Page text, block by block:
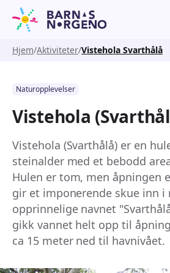
Hjem Aktiviteter Vistehola Svarthålå
Naturopplevelser
Vistehola
Vistehola (Svarthålå) er en
steinalder med et bebodd
Hulen er tom, men åpningen
gir et imponerende skue inn i
opprinnelige navnet
gikk vannet helt opp til
ca 15 meter ned til havnivået.